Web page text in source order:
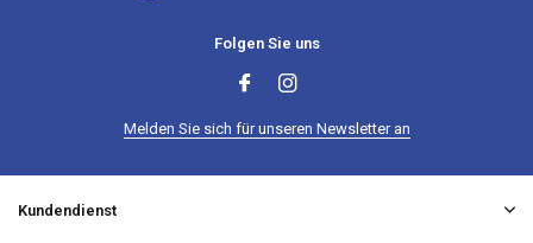
Folgen Sie uns
Melden Sie sich für unseren Newsletter an
Kundendienst